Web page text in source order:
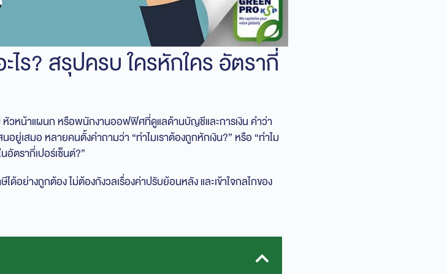
ร? สรุปครบ ใครหักใคร อัตรากี่
หัวหน้าแผนก หรือพนักงานออฟฟิศที่ดูแลด้านบัญชีและการเงิน คำว่า
ยู่เสมอ หลายคนตั้งคำถามว่า “ทำไมเราต้องถูกหักเงิน?” หรือ “ทำไม
อัตรากี่เปอร์เซ็นต์?”
ย่างถูกต้อง ไม่ต้องกังวลเรื่องค่าปรับย้อนหลัง และเข้าใจกลไกของ